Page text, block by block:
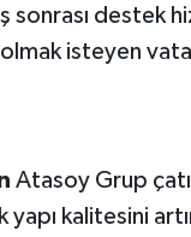
sonrası destek
isteyen
Atasoy Grup
kalitesini